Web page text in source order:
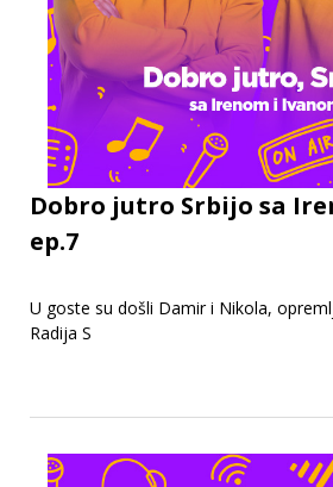
Dobro jutro Srbijo sa
ep.7
U goste su došli Damir i Nikola,
Radija S